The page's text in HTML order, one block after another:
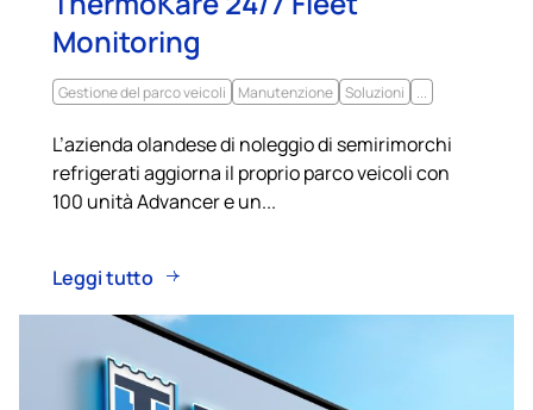
Monitoring
Gestione del parco veicoli Manutenzione Soluzioni
L’azienda olandese di noleggio di semirimorchi
refrigerati aggiorna il proprio parco veicoli con
100 unità Advancer e un...
Leggi tutto